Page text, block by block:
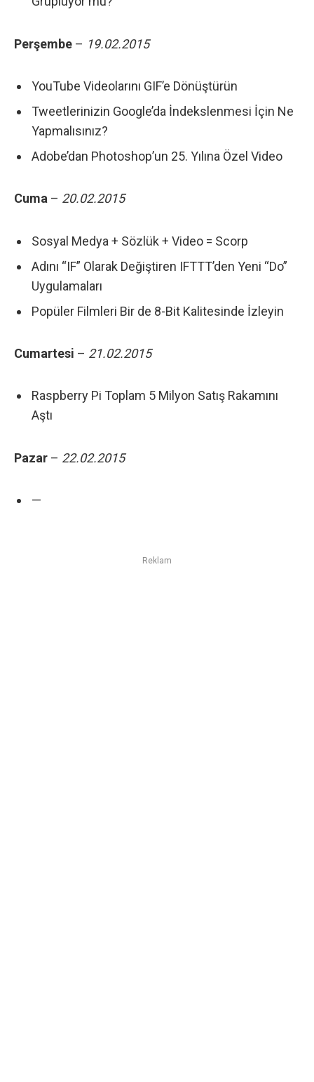
Perşembe – 19.02.2015
YouTube Videolarını GIF’e Dönüştürün
Tweetlerinizin Google’da İndekslenmesi İçin Ne
Yapmalısınız?
Adobe’dan Photoshop’un 25. Yılına Özel Video
Cuma – 20.02.2015
Sosyal Medya + Sözlük + Video = Scorp
Adını “IF” Olarak Değiştiren IFTTT’den Yeni “Do”
Uygulamaları
Popüler Filmleri Bir de 8-Bit Kalitesinde İzleyin
Cumartesi – 21.02.2015
Raspberry Pi Toplam 5 Milyon Satış Rakamını
Aştı
Pazar – 22.02.2015
—
Reklam